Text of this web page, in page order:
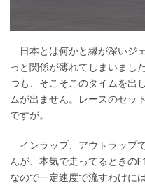
日本とは何かと縁が深いジ
っと関係が薄れてしまいまし
つも、そこそこのタイムを出
ムが出ません。レースのセッ
ですが。
インラップ、アウトラップ
んが、本気で走ってるときの
なので一定速度で流すわけに